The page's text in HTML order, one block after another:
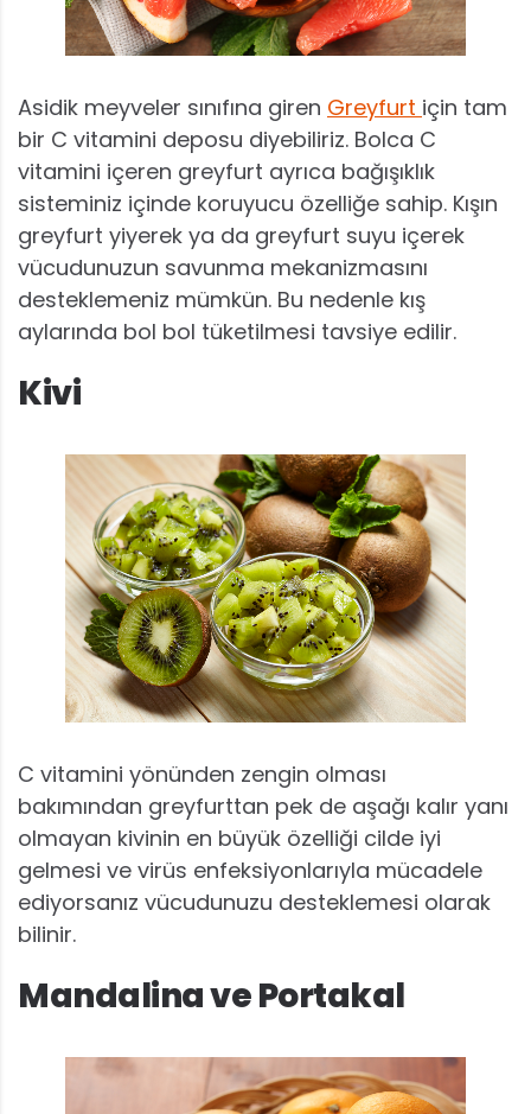
Asidik meyveler sınıfına giren Greyfurt için tam
bir C vitamini deposu diyebiliriz. Bolca C
vitamini içeren greyfurt ayrıca bağışıklık
sisteminiz içinde koruyucu özelliğe sahip. Kışın
greyfurt yiyerek ya da greyfurt suyu içerek
vücudunuzun savunma mekanizmasını
desteklemeniz mümkün. Bu nedenle kış
aylarında bol bol tüketilmesi tavsiye edilir.
Kivi
C vitamini yönünden zengin olması
bakımından greyfurttan pek de aşağı kalır yanı
olmayan kivinin en büyük özelliği cilde iyi
gelmesi ve virüs enfeksiyonlarıyla mücadele
ediyorsanız vücudunuzu desteklemesi olarak
bilinir.
Mandalina ve Portakal